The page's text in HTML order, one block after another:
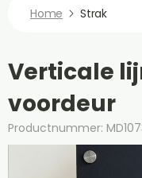
Home Strak
Verticale
voordeur
Productnummer: